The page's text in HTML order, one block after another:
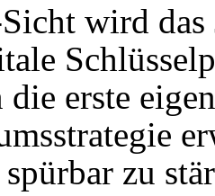
wird das
die erste
zu